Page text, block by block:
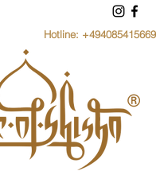
Hotline: +494085415669